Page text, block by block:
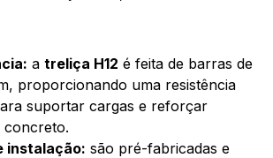
atreliça H12 é feita de barras de
proporcionando uma resistência
suportar cargas e reforçar
concreto.
instalação: são pré-fabricadas e